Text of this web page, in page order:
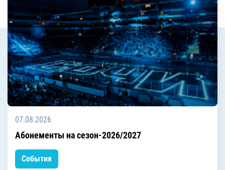
07.08.2026
Абонементы на сезон-2026/2027
События